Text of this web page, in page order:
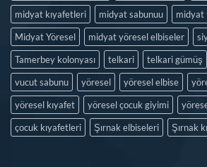
midyat kıyafetleri
midyat sabunuu
midyat
Midyat Yöresel
midyat yöresel elbiseler
Tamerbey kolonyası
telkari telkari gümüş
vucut sabunu
yöresel yöresel elbise
yöresel kıyafet
yöresel çocuk giyimi
çocuk kıyafetleri
Şırnak elbiseleri Şırnak